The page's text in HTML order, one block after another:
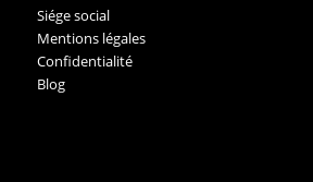
Siége social
Mentions légales
Confidentialité
Blog